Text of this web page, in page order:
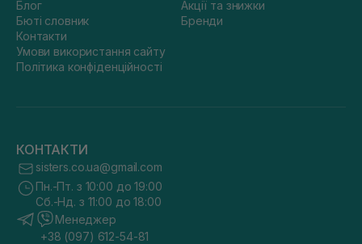
Блог
Бюті словник
Контакти
Умови використання сайту
Політика конфіденційності
Акції та знижки
Бренди
КОНТАКТИ
sisters.co.ua@gmail.com
Пн.-Пт. з 10:00 до 19:00
Сб.-Нд. з 11:00 до 18:00
Менеджер
+38 (097) 612-54-81